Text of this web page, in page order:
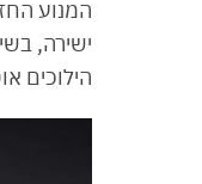
הילוכים